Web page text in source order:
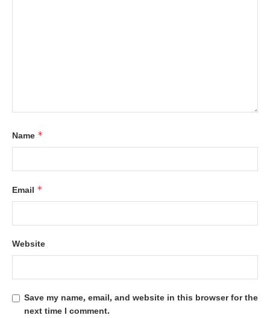
Name *
Email *
Website
Save my name, email, and website in this browser for the
next time I comment.